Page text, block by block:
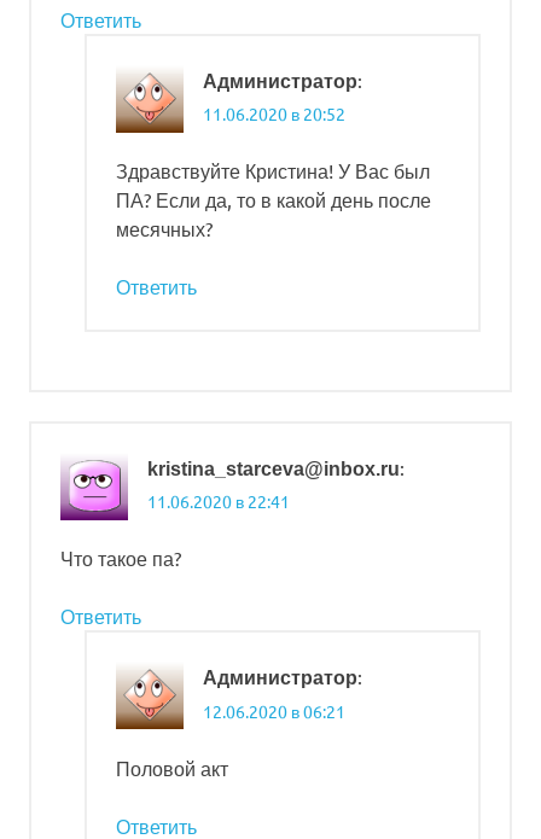
Ответить
Администратор:
11.06.2020 в 20:52
Здравствуйте Кристина! У Вас был
ПА? Если да, то в какой день после
месячных?
Ответить
kristina_starceva@inbox.ru:
11.06.2020 в 22:41
Что такое па?
Ответить
Администратор:
12.06.2020 в 06:21
Половой акт
Ответить